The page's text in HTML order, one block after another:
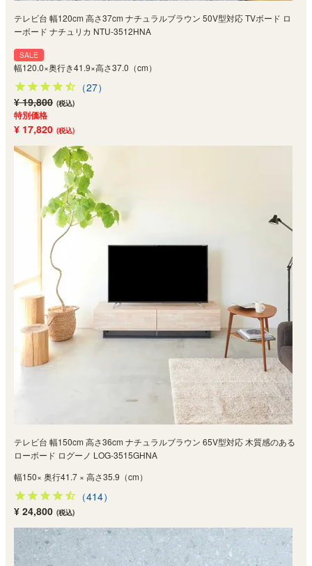
テレビ台 幅120cm 高さ37cm ナチュラルブラウン 50V型対応 TVボード ロ
ーボード ナチュリカ NTU-3512HNA
SALE
幅120.0×奥行き41.9×高さ37.0（cm）
（27）
¥ 19,800 (税込)
特別価格
¥ 17,820 (税込)
テレビ台 幅150cm 高さ36cm ナチュラルブラウン 65V型対応 木質感のある
ローボード ログーノ LOG-3515GHNA
幅150× 奥行41.7 × 高さ35.9（cm）
（414）
¥ 24,800 (税込)